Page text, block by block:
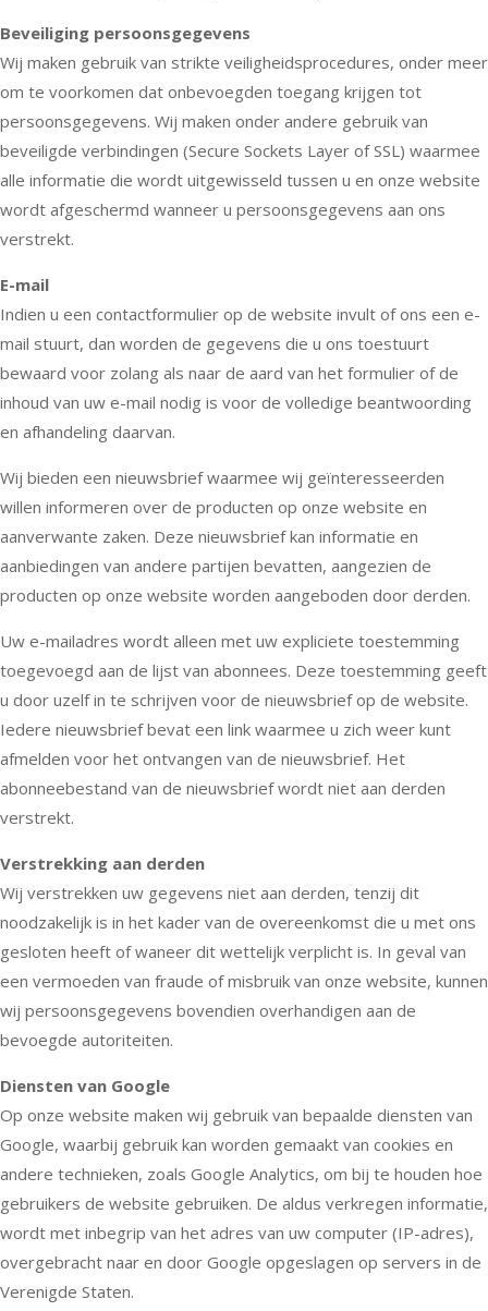
Beveiliging persoonsgegevens
Wij maken gebruik van strikte veiligheidsprocedures, onder meer
om te voorkomen dat onbevoegden toegang krijgen tot
persoonsgegevens. Wij maken onder andere gebruik van
beveiligde verbindingen (Secure Sockets Layer of SSL) waarmee
alle informatie die wordt uitgewisseld tussen u en onze website
wordt afgeschermd wanneer u persoonsgegevens aan ons
verstrekt.
E-mail
Indien u een contactformulier op de website invult of ons een e-
mail stuurt, dan worden de gegevens die u ons toestuurt
bewaard voor zolang als naar de aard van het formulier of de
inhoud van uw e-mail nodig is voor de volledige beantwoording
en afhandeling daarvan.
Wij bieden een nieuwsbrief waarmee wij geïnteresseerden
willen informeren over de producten op onze website en
aanverwante zaken. Deze nieuwsbrief kan informatie en
aanbiedingen van andere partijen bevatten, aangezien de
producten op onze website worden aangeboden door derden.
Uw e-mailadres wordt alleen met uw expliciete toestemming
toegevoegd aan de lijst van abonnees. Deze toestemming geeft
u door uzelf in te schrijven voor de nieuwsbrief op de website.
Iedere nieuwsbrief bevat een link waarmee u zich weer kunt
afmelden voor het ontvangen van de nieuwsbrief. Het
abonneebestand van de nieuwsbrief wordt niet aan derden
verstrekt.
Verstrekking aan derden
Wij verstrekken uw gegevens niet aan derden, tenzij dit
noodzakelijk is in het kader van de overeenkomst die u met ons
gesloten heeft of waneer dit wettelijk verplicht is. In geval van
een vermoeden van fraude of misbruik van onze website, kunnen
wij persoonsgegevens bovendien overhandigen aan de
bevoegde autoriteiten.
Diensten van Google
Op onze website maken wij gebruik van bepaalde diensten van
Google, waarbij gebruik kan worden gemaakt van cookies en
andere technieken, zoals Google Analytics, om bij te houden hoe
gebruikers de website gebruiken. De aldus verkregen informatie,
wordt met inbegrip van het adres van uw computer (IP-adres),
overgebracht naar en door Google opgeslagen op servers in de
Verenigde Staten.